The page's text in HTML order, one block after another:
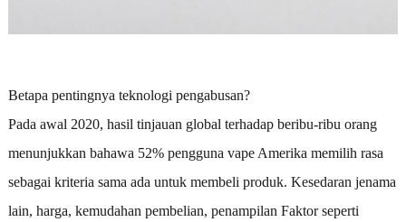
Betapa pentingnya teknologi pengabusan?
Pada awal 2020, hasil tinjauan global terhadap beribu-ribu orang
menunjukkan bahawa 52% pengguna vape Amerika memilih rasa
sebagai kriteria sama ada untuk membeli produk. Kesedaran jenama
lain, harga, kemudahan pembelian, penampilan Faktor seperti